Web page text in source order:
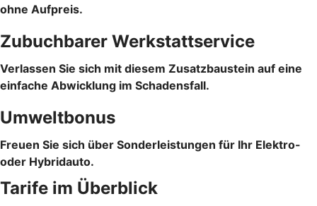
ohne Aufpreis.
Zubuchbarer Werkstattservice
Verlassen Sie sich mit diesem Zusatzbaustein auf eine
einfache Abwicklung im Schadensfall.
Umweltbonus
Freuen Sie sich über Sonderleistungen für Ihr Elektro-
oder Hybridauto.
Tarife im Überblick